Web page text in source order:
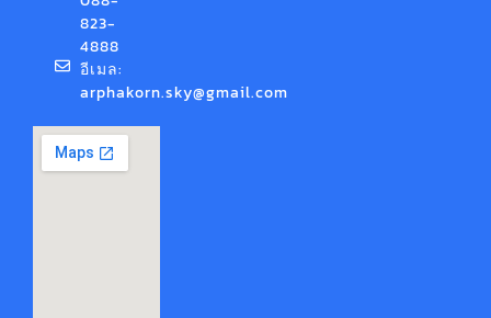
823-
4888
อีเมล:
arphakorn.sky@gmail.com